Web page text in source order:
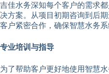
吉佳水务深知每个客户的需求
决方案。从项目初期咨询到后
客户紧密合作，确保智慧水务系
专业培训与指导
为了帮助客户更好地使用智慧